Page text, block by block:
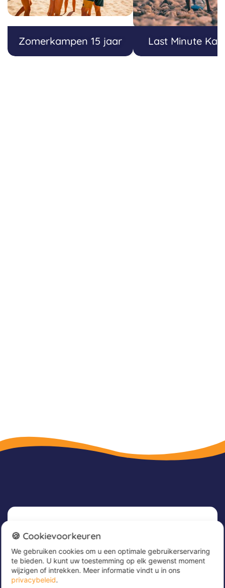
Zomerkampen 15 jaar Last Minute
Nieuwsbrief
Meld u nu aan voor onze nieuwsbrief om
geweldige aanbiedingen te ontvangen en op de
hoogte te blijven!
🍪 Cookievoorkeuren
We gebruiken cookies om u een optimale gebruikerservaring
te bieden. U kunt uw toestemming op elk gewenst moment
wijzigen of intrekken. Meer informatie vindt u in ons
privacybeleid.